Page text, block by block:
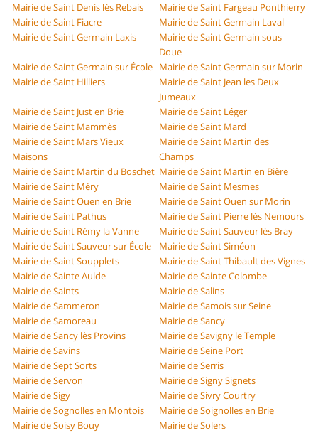
Mairie de Saint Denis lès Rebais
Mairie de Saint Fargeau Ponthierry
Mairie de Saint Fiacre
Mairie de Saint Germain Laval
Mairie de Saint Germain Laxis
Mairie de Saint Germain sous
Doue
Mairie de Saint Germain sur École Mairie de Saint Germain sur Morin
Mairie de Saint Hilliers
Mairie de Saint Jean les Deux
Jumeaux
Mairie de Saint Just en Brie
Mairie de Saint Léger
Mairie de Saint Mammès
Mairie de Saint Mard
Mairie de Saint Mars Vieux
Maisons
Mairie de Saint Martin des
Champs
Mairie de Saint Martin du Boschet Mairie de Saint Martin en Bière
Mairie de Saint Méry
Mairie de Saint Mesmes
Mairie de Saint Ouen en Brie
Mairie de Saint Ouen sur Morin
Mairie de Saint Pathus
Mairie de Saint Pierre lès Nemours
Mairie de Saint Rémy la Vanne
Mairie de Saint Sauveur lès Bray
Mairie de Saint Sauveur sur École
Mairie de Saint Siméon
Mairie de Saint Soupplets
Mairie de Saint Thibault des Vignes
Mairie de Sainte Aulde
Mairie de Sainte Colombe
Mairie de Saints
Mairie de Salins
Mairie de Sammeron
Mairie de Samois sur Seine
Mairie de Samoreau
Mairie de Sancy
Mairie de Sancy lès Provins
Mairie de Savigny le Temple
Mairie de Savins
Mairie de Seine Port
Mairie de Sept Sorts
Mairie de Serris
Mairie de Servon
Mairie de Signy Signets
Mairie de Sigy
Mairie de Sivry Courtry
Mairie de Sognolles en Montois
Mairie de Soignolles en Brie
Mairie de Soisy Bouy
Mairie de Solers